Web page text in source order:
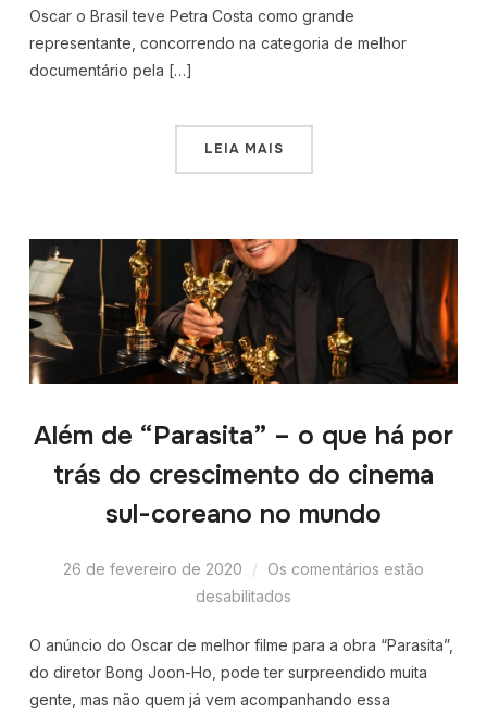
Oscar o Brasil teve Petra Costa como grande
representante, concorrendo na categoria de melhor
documentário pela […]
LEIA MAIS
Além de “Parasita” – o que há por
trás do crescimento do cinema
sul-coreano no mundo
26 de fevereiro de 2020
Os comentários estão
desabilitados
O anúncio do Oscar de melhor filme para a obra “Parasita”,
do diretor Bong Joon-Ho, pode ter surpreendido muita
gente, mas não quem já vem acompanhando essa